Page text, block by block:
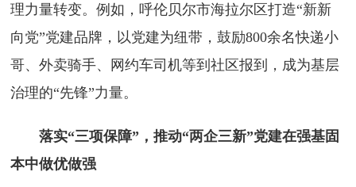
理力量转变。例如，呼伦贝尔市海拉尔区打造“新新
向党”党建品牌，以党建为纽带，鼓励800余名快递小
哥、外卖骑手、网约车司机等到社区报到，成为基层
治理的“先锋”力量。
落实“三项保障”，推动“两企三新”党建在强基固
本中做优做强